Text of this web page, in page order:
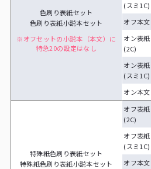
色刷り表紙セット
色刷り表紙小説本セット
※オフセットの小説本（本文）に
特急20の設定はなし
(スミ1C)
オフ本文
オン表紙
(2C)
オン表紙
(スミ1C)
オン本文
特殊紙色刷り表紙セット
特殊紙色刷り表紙小説本セット
オフ表紙
(2C)
オフ表紙
(スミ1C)
オフ本文